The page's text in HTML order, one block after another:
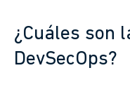
¿Cuáles son
DevSecOps?